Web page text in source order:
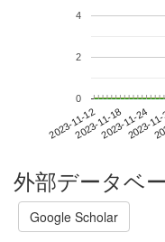
2023-11-122023-11-182023-11-24
2023-
0
2
4
外部データベ
Google Scholar